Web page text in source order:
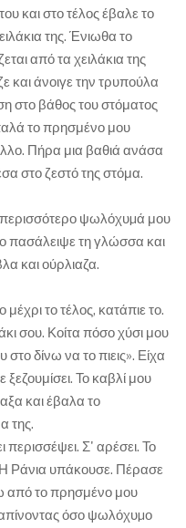
και στο τέλος έβαλε το
της. Ένιωθα το
από τα χειλάκια της
και άνοιγε την τρυπούλα
στο βάθος του στόματος
το πρησμένο μου
Πήρα μια βαθιά ανάσα
στο ζεστό της στόμα.
περισσότερο ψωλόχυµά μου
πασάλειψε τη γλώσσα και
και ούρλιαζα.
το τέλος, κατάπιε το.
σου. Κοίτα πόσο χύσι μου
δίνω να το πιεις». Είχα
ξεζουμίσει. Το καβλί μου
και έβαλα το
της.
περισσέψει. Σ' αρέσει. Το
Ράνια υπάκουσε. Πέρασε
από το πρησμένο μου
όσο ψωλόχυµο